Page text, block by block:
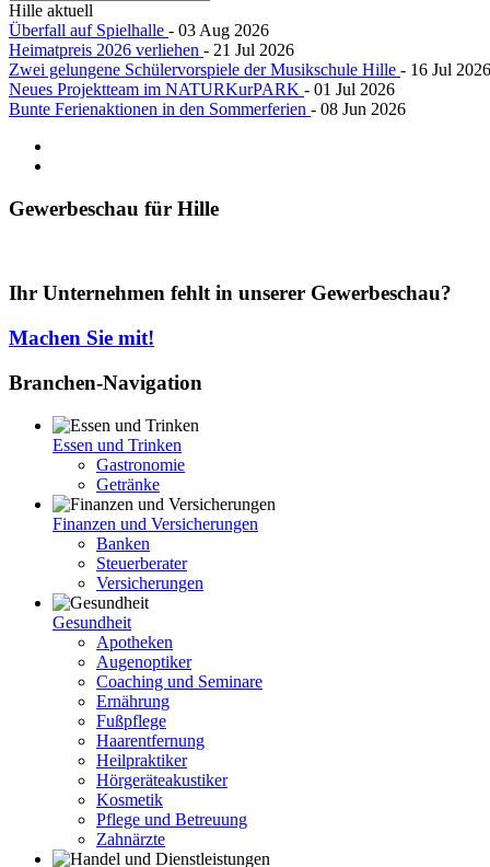
Hille aktuell
Überfall auf Spielhalle - 03 Aug 2026
Heimatpreis 2026 verliehen - 21 Jul 2026
Zwei gelungene Schülervorspiele der Musikschule Hille - 16 Jul 2026
Neues Projektteam im NATURKurPARK - 01 Jul 2026
Bunte Ferienaktionen in den Sommerferien - 08 Jun 2026
Gewerbeschau für Hille
Ihr Unternehmen fehlt in unserer Gewerbeschau?
Machen Sie mit!
Branchen-Navigation
Essen und Trinken
Gastronomie
Getränke
Finanzen und Versicherungen
Banken
Steuerberater
Versicherungen
Gesundheit
Apotheken
Augenoptiker
Coaching und Seminare
Ernährung
Fußpflege
Haarentfernung
Heilpraktiker
Hörgeräteakustiker
Kosmetik
Pflege und Betreuung
Zahnärzte